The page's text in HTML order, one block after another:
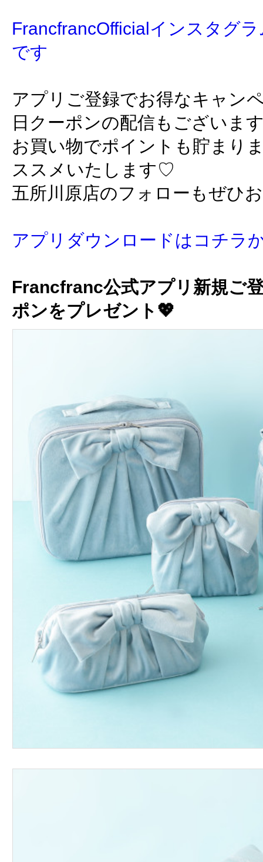
FrancfrancOfficialインスタグ
です
アプリご登録でお得なキャン
日クーポンの配信もございま
お買い物でポイントも貯まり
ススメいたします♡
五所川原店のフォローもぜひ
アプリダウンロードはコチラ
Francfranc公式アプリ新規ご
ポンをプレゼント💖